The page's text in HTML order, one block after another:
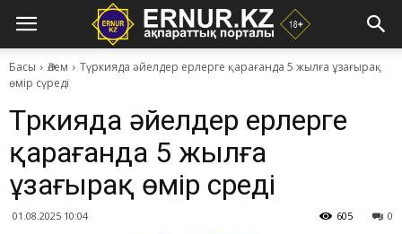
Басы Әлем
Түркияда әйелдер ерлерге қарағанда 5 жылға ұзағырақ
өмір сүреді
Түркияда әйелдер ерлерге
қарағанда 5 жылға
ұзағырақ өмір сүреді
01.08.2025 10:04 0
605